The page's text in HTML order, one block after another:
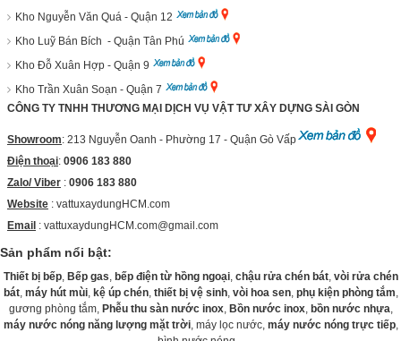
Kho Nguyễn Văn Quá - Quận 12
Kho Luỹ Bán Bích - Quận Tân Phú
Kho Đỗ Xuân Hợp - Quận 9
Kho Trần Xuân Soạn - Quận 7
CÔNG TY TNHH THƯƠNG MẠI DỊCH VỤ VẬT TƯ XÂY DỰNG SÀI GÒN
Showroom: 213 Nguyễn Oanh - Phường 17 - Quận Gò Vấp
Điện thoại: 0906 183 880
Zalo/ Viber : 0906 183 880
Website : vattuxaydungHCM.com
Email : vattuxaydungHCM.com@gmail.com
Sản phẩm nổi bật:
Thiết bị bếp, Bếp gas, bếp điện từ hồng ngoại, chậu rửa chén bát, vòi rửa chén
bát, máy hút mùi, kệ úp chén, thiết bị vệ sinh, vòi hoa sen, phụ kiện phòng tắm,
gương phòng tắm, Phễu thu sàn nước inox, Bồn nước inox, bồn nước nhựa,
máy nước nóng năng lượng mặt trời, máy lọc nước, máy nước nóng trực tiếp,